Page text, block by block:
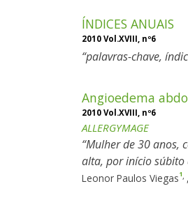
ÍNDICES ANUAIS
2010 Vol.XVIII, nº6
palavras-chave,
Angioedema
2010 Vol.XVIII, nº6
ALLERGYMAGE
Mulher de 30 anos,
alta, por início súbito
Leonor Paulos Viegas1, ,